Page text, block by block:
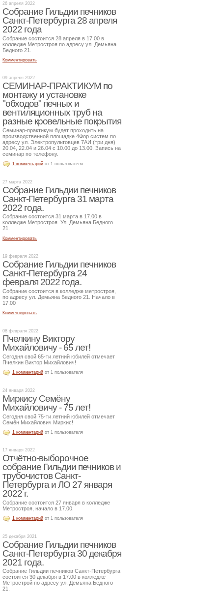
26 апреля 2022
Собрание Гильдии печников
Санкт-Петербурга 28 апреля
2022 года
Собрание состоится 28 апреля в 17.00 в
колледже Метростроя по адресу ул. Демьяна
Бедного 21.
Комментировать
09 апреля 2022
СЕМИНАР-ПРАКТИКУМ по
монтажу и установке
"обходов" печных и
вентиляционных труб на
разные кровельные покрытия
Семинар-практикум будет проходить на
производственной площадке 4Фор систем по
адресу ул. Электропультовцев 7АИ (три дня)
20.04, 22.04 и 26.04 с 10.00 до 13.00. Запись на
семинар по телефону.
1 комментарий от 1 пользователя
27 марта 2022
Собрание Гильдии печников
Санкт-Петербурга 31 марта
2022 года.
Собрание состоится 31 марта в 17.00 в
колледже Метростроя. Ул. Демьяна Бедного
21.
Комментировать
19 февраля 2022
Собрание Гильдии печников
Санкт-Петербурга 24
февраля 2022 года.
Собрание состоится в колледже метростроя,
по адресу ул. Демьяна Бедного 21. Начало в
17.00
Комментировать
08 февраля 2022
Пчелкину Виктору
Михайловичу - 65 лет!
Сегодня свой 65-ти летний юбилей отмечает
Пчелкин Виктор Михайлович!
1 комментарий от 1 пользователя
24 января 2022
Миркису Семёну
Михайловичу - 75 лет!
Сегодня свой 75-ти летний юбилей отмечает
Семён Михайлович Миркис!
1 комментарий от 1 пользователя
17 января 2022
Отчётно-выборочное
собрание Гильдии печников и
трубочистов Санкт-
Петербурга и ЛО 27 января
2022 г.
Собрание состоится 27 января в колледже
Метростроя, начало в 17.00.
1 комментарий от 1 пользователя
25 декабря 2021
Собрание Гильдии печников
Санкт-Петербурга 30 декабря
2021 года.
Собрание Гильдии печников Санкт-Петербурга
состоится 30 декабря в 17.00 в колледже
Метрострой по адресу ул. Демьяна Бедного
21.